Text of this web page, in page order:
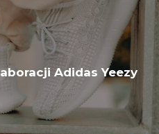
Adidas Yeezy